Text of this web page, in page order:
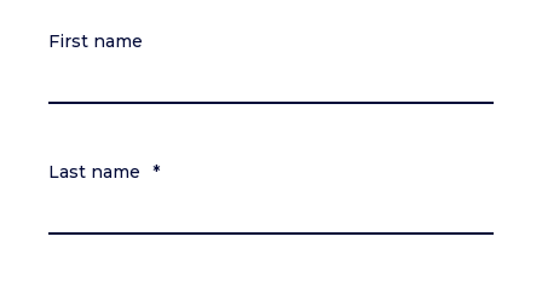
First name
Last name *